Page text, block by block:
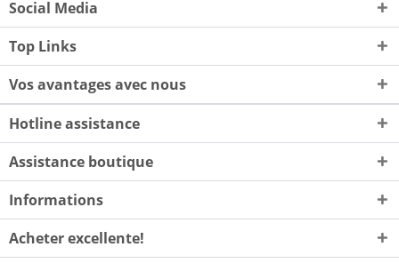
Social Media
Top Links
Vos avantages avec nous
Hotline assistance
Assistance boutique
Informations
Acheter excellente!